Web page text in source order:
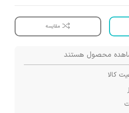
مقایسه
محصول هستند
کالا